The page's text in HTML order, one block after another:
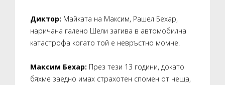
Диктор: Майката на Максим, Рашел Бехар,
наричана галено Шели загива в автомобилна
катастрофа когато той е невръстно момче.
Максим Бехар: През тези 13 години, докато
бяхме заедно имах страхотен спомен от неща,